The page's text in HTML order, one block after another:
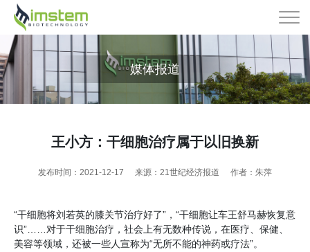
媒体报道
王小方：干细胞治疗属于以旧换新
发布时间：2021-12-17 来源：21世纪经济报道 作者：朱萍
“干细胞将刘若英的膝关节治疗好了”，“干细胞让车王舒马赫恢复意
识”……对于干细胞治疗，社会上有无数种传说，在医疗、保健、
美容等领域，还被一些人宣称为“无所不能的神药或疗法”。